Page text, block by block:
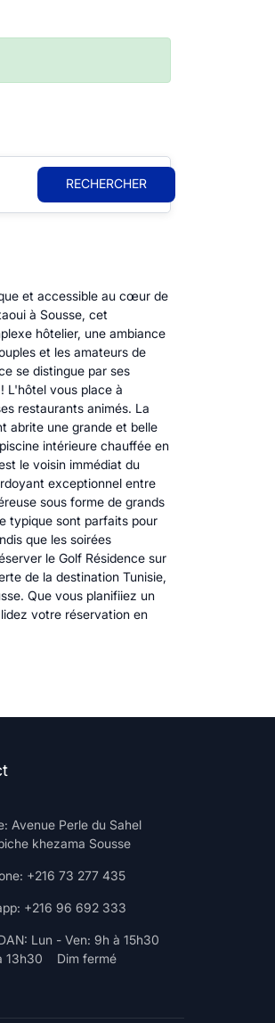
RECHERCHER
et accessible au cœur de
à Sousse, cet
hôtelier, une ambiance
et les amateurs de
se distingue par ses
L'hôtel vous place à
restaurants animés. La
abrite une grande et belle
intérieure chauffée en
le voisin immédiat du
exceptionnel entre
sous forme de grands
typique sont parfaits pour
que les soirées
le Golf Résidence sur
de la destination Tunisie,
Que vous planifiiez un
votre réservation en
Avenue Perle du Sahel
khezama Sousse
+216 73 277 435
+216 96 692 333
Lun - Ven: 9h à 15h30
13h30 Dim fermé